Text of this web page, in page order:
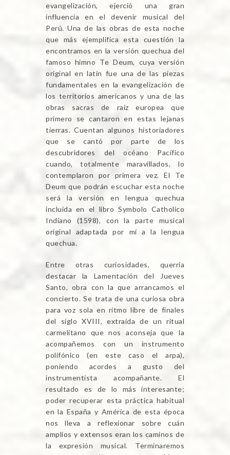
evangelización, ejerció una gran
influencia en el devenir musical del
Perú. Una de las obras de esta noche
que más ejemplifica esta cuestión la
encontramos en la versión quechua del
famoso himno Te Deum, cuya versión
original en latín fue una de las piezas
fundamentales en la evangelización de
los territorios americanos y una de las
obras sacras de raíz europea que
primero se cantaron en estas lejanas
tierras. Cuentan algunos historiadores
que se cantó por parte de los
descubridores del océano Pacífico
cuando, totalmente maravillados, lo
contemplaron por primera vez. El Te
Deum que podrán escuchar esta noche
será la versión en lengua quechua
incluida en el libro Symbolo Catholico
Indiano (1598), con la parte musical
original adaptada por mí a la lengua
quechua.
Entre otras curiosidades, querría
destacar la Lamentación del Jueves
Santo, obra con la que arrancamos el
concierto. Se trata de una curiosa obra
para voz sola en ritmo libre de finales
del siglo XVIII, extraída de un ritual
carmelitano que nos aconseja que la
acompañemos con un instrumento
polifónico (en este caso el arpa),
poniendo acordes a gusto del
instrumentista acompañante. El
resultado es de lo más interesante;
poder recuperar esta práctica habitual
en la España y América de esta época
nos lleva a reflexionar sobre cuán
amplios y extensos eran los caminos de
la expresión musical. Terminaremos